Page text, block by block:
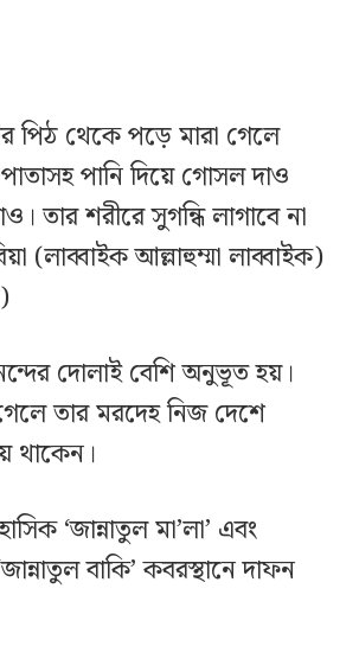
পিঠ থেকে পড়ে মারা গেলে
পানি দিয়ে গোসল দাও
তার শরীরে সুগন্ধি লাগাবে না
(লাব্বাইক আল্লাহুম্মা লাব্বাইক)
দোলাই বেশি অনুভূত হয়।
তার মরদেহ নিজ দেশে
থাকেন।
‘জান্নাতুল মা’লা’ এবং
বাকি’ কবরস্থানে দাফন